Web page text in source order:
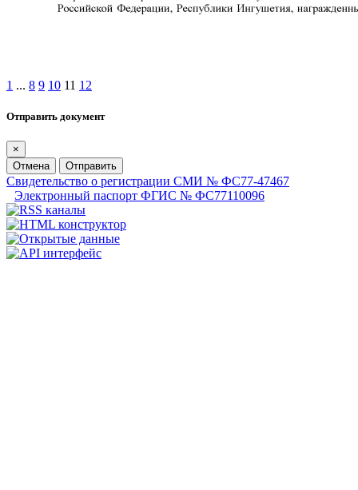
1 ... 8 9 10 11 12
Отправить документ
×
Отмена
Отправить
Свидетельство о регистрации СМИ № ФС77-47467
Электронный паспорт ФГИС № ФС77110096